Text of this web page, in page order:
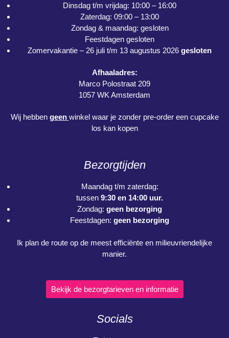
Dinsdag t/m vrijdag: 10:00 – 16:00
Zaterdag: 09:00 – 13:00
Zondag & maandag: gesloten
Feestdagen gesloten
Zomervakantie – 26 juli t/m 13 augustus 2026 gesloten
Afhaaladres:
Marco Polostraat 209
1057 WK Amsterdam
Wij hebben geen winkel waar je zonder pre-order een cupcake
los kan kopen
Bezorgtijden
Maandag t/m zaterdag:
tussen 9:30 en 14:00 uur.
Zondag: geen bezorging
Feestdagen: geen bezorging
Ik plan de route op de meest efficiënte en milieuvriendelijke
manier.
Bekijk de bezorgtarieven en informatie
Socials